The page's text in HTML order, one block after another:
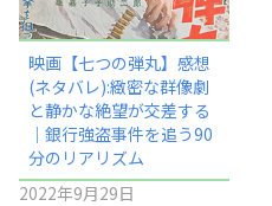
映画【七つの弾丸】感想
(ネタバレ):緻密な群像劇
と静かな絶望が交差する
｜銀行強盗事件を追う90
分のリアリズム
2022年9月29日